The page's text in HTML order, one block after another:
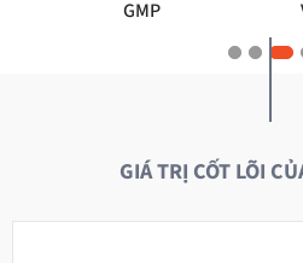
Vietnam Leading Brands
GIÁ TRỊ CỐT LÕI